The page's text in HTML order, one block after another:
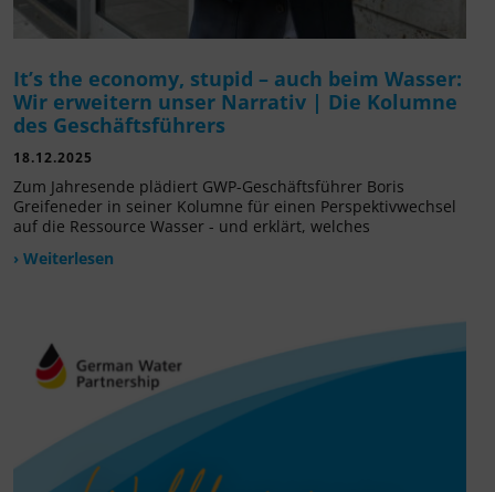
It’s the economy, stupid – auch beim Wasser:
Wir erweitern unser Narrativ | Die Kolumne
des Geschäftsführers
18.12.2025
Zum Jahresende plädiert GWP-Geschäftsführer Boris
Greifeneder in seiner Kolumne für einen Perspektivwechsel
auf die Ressource Wasser - und erklärt, welches
› Weiterlesen